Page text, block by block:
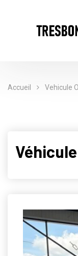
Accueil Vehicule